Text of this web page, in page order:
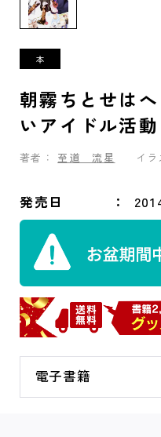
朝霧ちとせは
いアイドル活
著者： 至道 流星 イラ
発売日
電子書籍